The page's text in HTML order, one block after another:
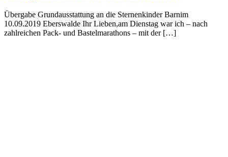
Übergabe Grundausstattung an die Sternenkinder Barnim
10.09.2019 Eberswalde Ihr Lieben,am Dienstag war ich – nach
zahlreichen Pack- und Bastelmarathons – mit der […]